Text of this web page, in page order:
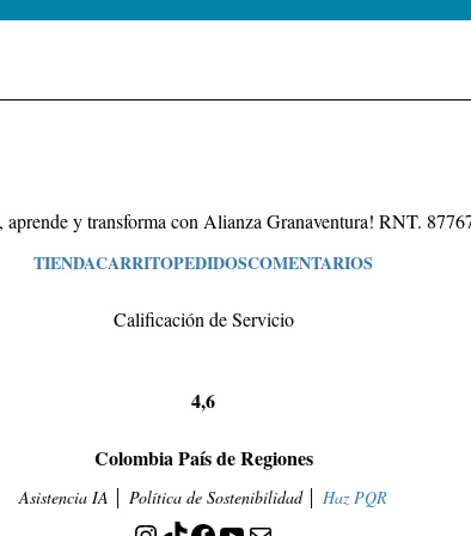
aprende y transforma con Alianza Granaventura! RNT.
TIENDACARRITOPEDIDOSCOMENTARIOS
Calificación de Servicio
4,6
Colombia País de Regiones
Asistencia IA │ Política de Sostenibilidad │ Haz PQR